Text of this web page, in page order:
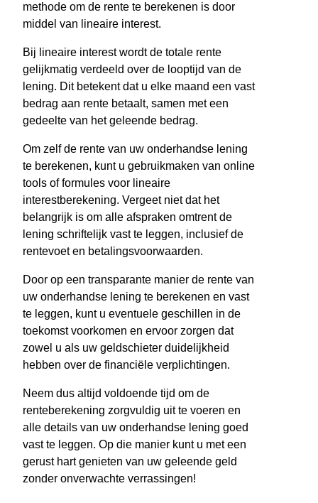
methode om de rente te berekenen is door
middel van lineaire interest.
Bij lineaire interest wordt de totale rente
gelijkmatig verdeeld over de looptijd van de
lening. Dit betekent dat u elke maand een vast
bedrag aan rente betaalt, samen met een
gedeelte van het geleende bedrag.
Om zelf de rente van uw onderhandse lening
te berekenen, kunt u gebruikmaken van online
tools of formules voor lineaire
interestberekening. Vergeet niet dat het
belangrijk is om alle afspraken omtrent de
lening schriftelijk vast te leggen, inclusief de
rentevoet en betalingsvoorwaarden.
Door op een transparante manier de rente van
uw onderhandse lening te berekenen en vast
te leggen, kunt u eventuele geschillen in de
toekomst voorkomen en ervoor zorgen dat
zowel u als uw geldschieter duidelijkheid
hebben over de financiële verplichtingen.
Neem dus altijd voldoende tijd om de
renteberekening zorgvuldig uit te voeren en
alle details van uw onderhandse lening goed
vast te leggen. Op die manier kunt u met een
gerust hart genieten van uw geleende geld
zonder onverwachte verrassingen!